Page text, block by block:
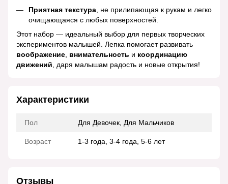
Приятная текстура , не прилипающая к рукам и легко
очищающаяся с любых поверхностей.
Этот набор — идеальный выбор для первых творческих
экспериментов малышей. Лепка помогает развивать
воображение, внимательность и координацию
движений, даря малышам радость и новые открытия!
Характеристики
Пол Для Девочек, Для Мальчиков
Возраст 1-3 года, 3-4 года, 5-6 лет
Отзывы